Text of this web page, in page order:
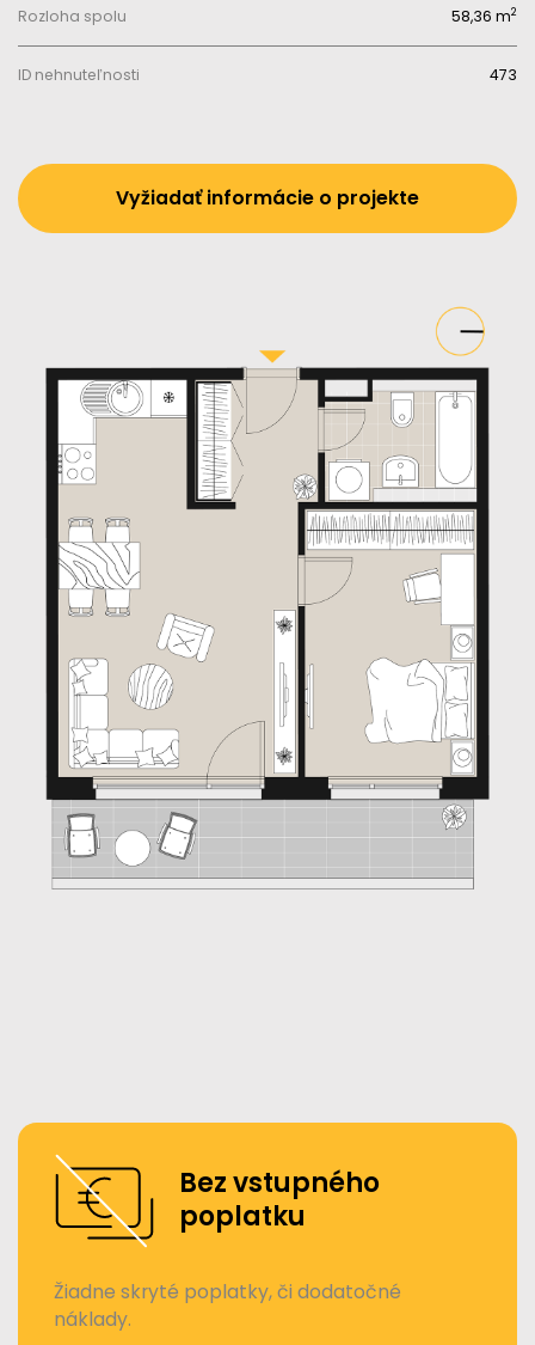
Rozloha spolu 58,36 m2
ID nehnuteľnosti 473
Vyžiadať informácie o projekte
Bez vstupného
poplatku
Žiadne skryté poplatky, či dodatočné
náklady.